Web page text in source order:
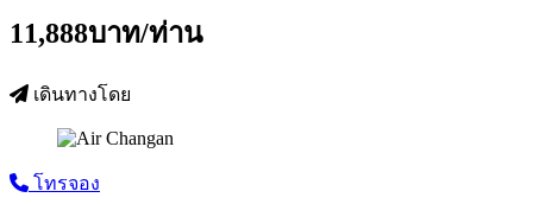
11,888บาท/ท่าน
เดินทางโดย
โทรจอง